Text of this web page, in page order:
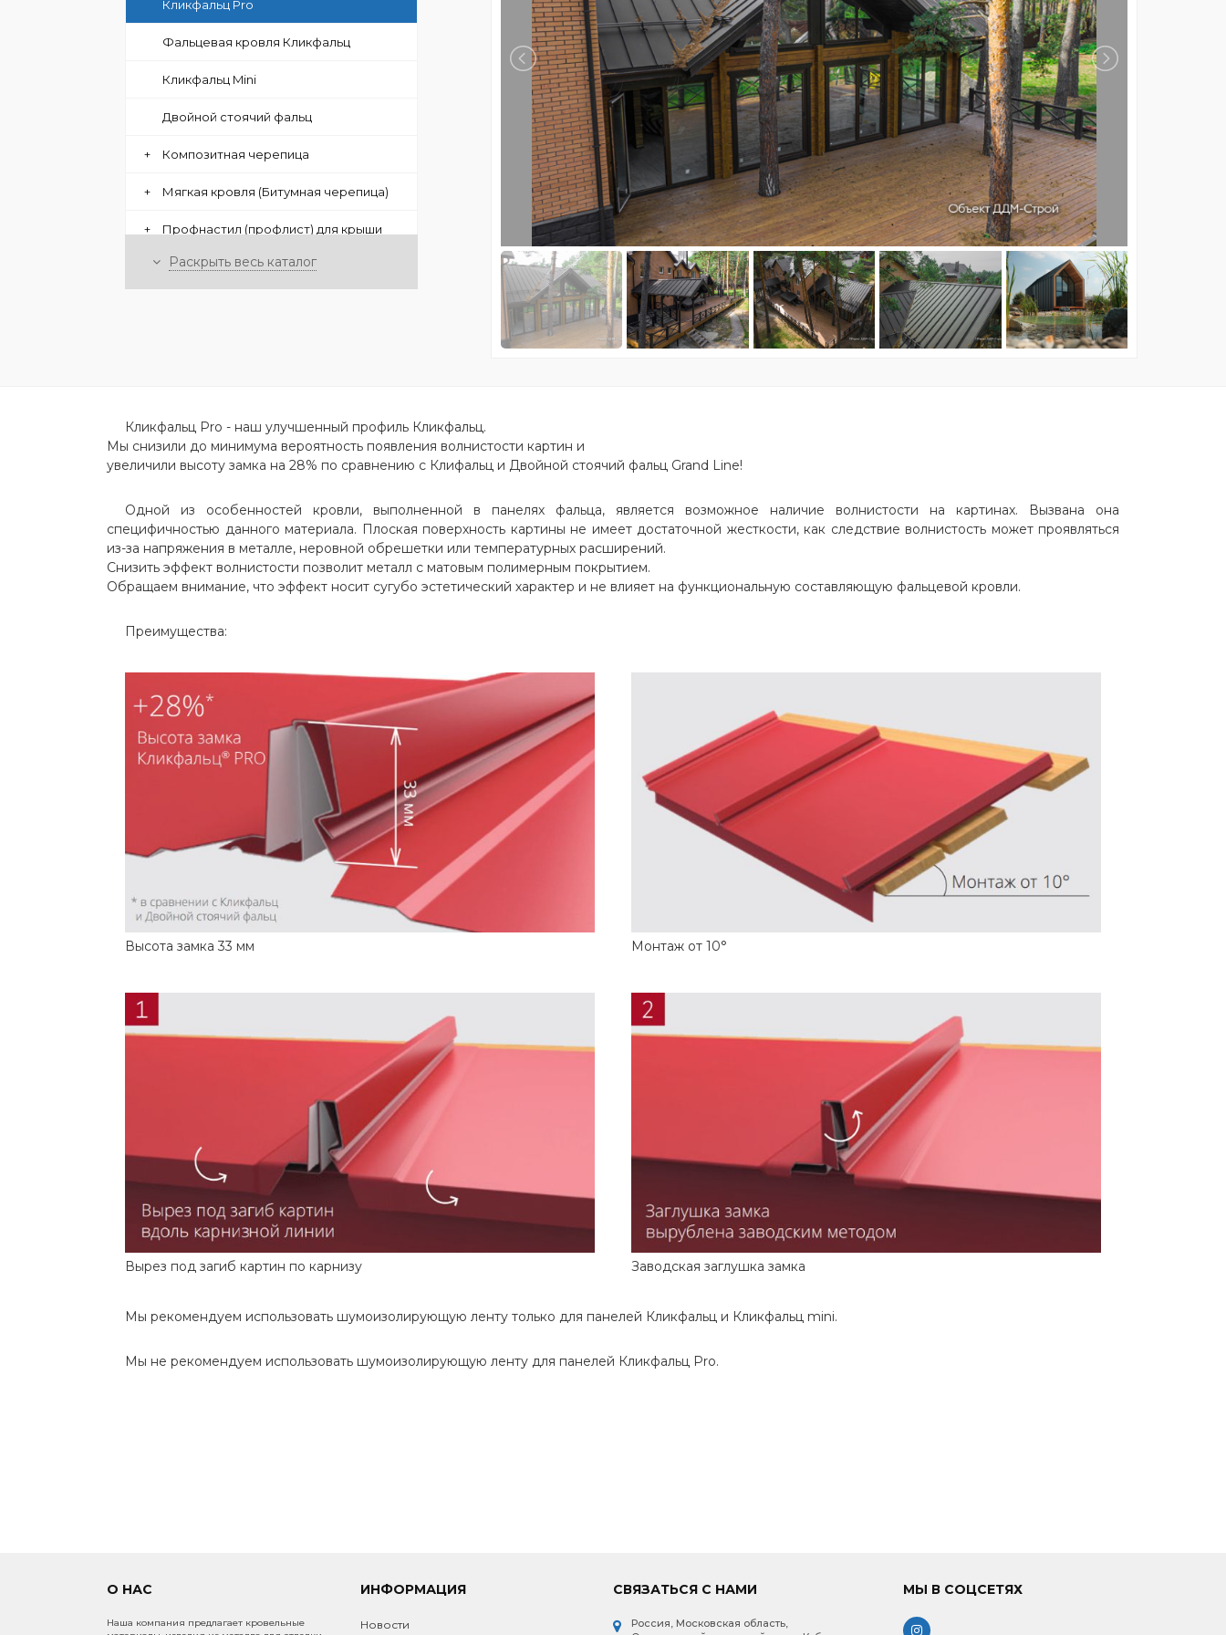
Кликфальц Pro
Фальцевая кровля Кликфальц
Кликфальц Mini
Двойной стоячий фальц
Композитная черепица
+
Мягкая кровля (Битумная черепица)
+
Профнастил (профлист) для крыши
+
Цементно-песчаная черепица
ИЗОЛЯЦИОННЫЕ МАТЕРИАЛЫ
ДЛЯ КРОВЛИ И ФАСАДА
ВОДОСТОЧНЫЕ СИСТЕМЫ
ФАСАД
Раскрыть весь каталог
Кликфальц Pro - наш улучшенный профиль Кликфальц.
Мы снизили до минимума вероятность появления волнистости картин и
увеличили высоту замка на 28% по сравнению с Клифальц и Двойной стоячий фальц Grand Line!
Одной из особенностей кровли, выполненной в панелях фальца, является возможное наличие волнистости на картинах. Вызвана она
специфичностью данного материала. Плоская поверхность картины не имеет достаточной жесткости, как следствие волнистость может проявляться
из-за напряжения в металле, неровной обрешетки или температурных расширений.
Снизить эффект волнистости позволит металл с матовым полимерным покрытием.
Обращаем внимание, что эффект носит сугубо эстетический характер и не влияет на функциональную составляющую фальцевой кровли.
Преимущества:
Высота замка 33 мм Монтаж от 10°
Вырез под загиб картин по карнизу Заводская заглушка замка
Мы рекомендуем использовать шумоизолирующую ленту только для панелей Кликфальц и Кликфальц mini.
Мы не рекомендуем использовать шумоизолирующую ленту для панелей Кликфальц Pro.
О НАС
Наша компания предлагает кровельные
ИНФОРМАЦИЯ
Новости
СВЯЗАТЬСЯ С НАМИ
Россия, Московская область,
МЫ В СОЦСЕТЯХ